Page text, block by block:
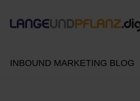
INBOUND MARKETING BLOG